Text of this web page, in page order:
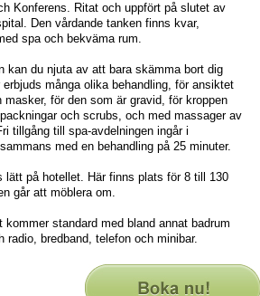
Konferens. Ritat och uppfört på slutet av
Den vårdande tanken finns kvar,
spa och bekväma rum.
kan du njuta av att bara skämma bort dig
många olika behandling, för ansiktet
masker, för den som är gravid, för kroppen
och scrubs, och med massager av
tillgång till spa-avdelningen ingår i
med en behandling på 25 minuter.
lätt på hotellet. Här finns plats för 8 till 130
går att möblera om.
kommer standard med bland annat badrum
radio, bredband, telefon och minibar.